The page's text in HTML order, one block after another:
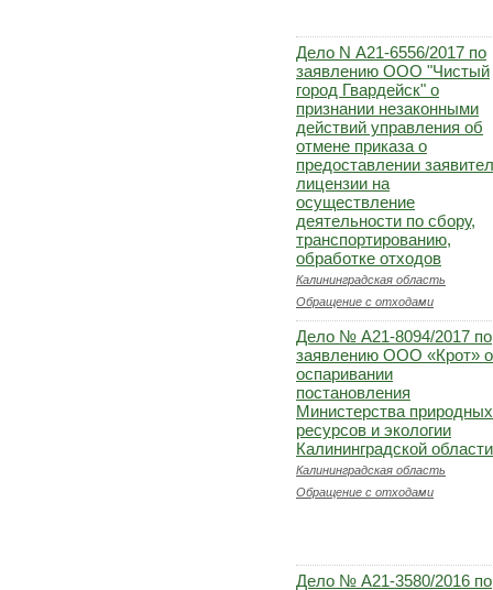
Дело N А21-6556/2017 по
заявлению ООО "Чистый
город Гвардейск" о
признании незаконными
действий управления об
отмене приказа о
предоставлении
лицензии на
осуществление
деятельности по сбору,
транспортированию,
обработке отходов
Калининградская область
Обращение с отходами
Дело № А21-8094/2017 по
заявлению ООО «Крот»
оспаривании
постановления
Министерства природных
ресурсов и экологии
Калининградской области
Калининградская область
Обращение с отходами
Дело № А21-3580/2016 по